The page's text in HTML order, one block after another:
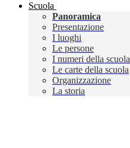
Scuola
Panoramica
Presentazione
I luoghi
Le persone
I numeri della scuola
Le carte della scuola
Organizzazione
La storia